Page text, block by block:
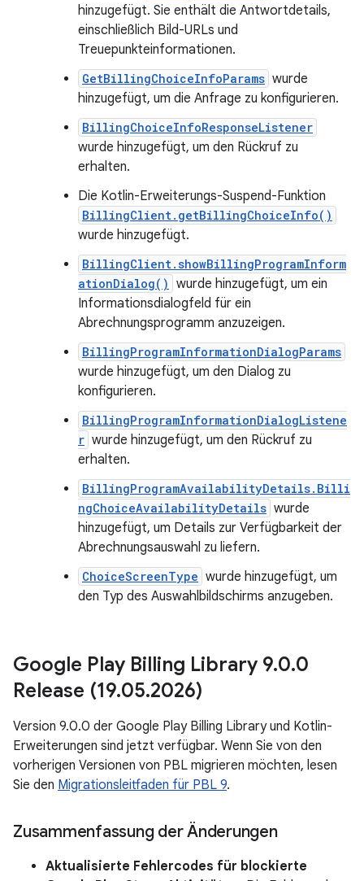
hinzugefügt. Sie enthält die Antwortdetails,
einschließlich Bild-URLs und
Treuepunkteinformationen.
GetBillingChoiceInfoParams wurde
hinzugefügt, um die Anfrage zu konfigurieren.
BillingChoiceInfoResponseListener
wurde hinzugefügt, um den Rückruf zu
erhalten.
Die Kotlin-Erweiterungs-Suspend-Funktion
BillingClient.getBillingChoiceInfo()
wurde hinzugefügt.
BillingClient.showBillingProgramInform
ationDialog() wurde hinzugefügt, um ein
Informationsdialogfeld für ein
Abrechnungsprogramm anzuzeigen.
BillingProgramInformationDialogParams
wurde hinzugefügt, um den Dialog zu
konfigurieren.
BillingProgramInformationDialogListene
r wurde hinzugefügt, um den Rückruf zu
erhalten.
BillingProgramAvailabilityDetails.Billi
ngChoiceAvailabilityDetails wurde
hinzugefügt, um Details zur Verfügbarkeit der
Abrechnungsauswahl zu liefern.
ChoiceScreenType wurde hinzugefügt, um
den Typ des Auswahlbildschirms anzugeben.
Google Play Billing Library 9.0.0
Release (19.05.2026)
Version 9.0.0 der Google Play Billing Library und Kotlin-
Erweiterungen sind jetzt verfügbar. Wenn Sie von den
vorherigen Versionen von PBL migrieren möchten, lesen
Sie den Migrationsleitfaden für PBL 9.
Zusammenfassung der Änderungen
Aktualisierte Fehlercodes für blockierte